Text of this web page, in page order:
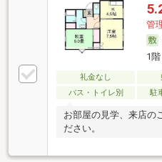
管
1
礼金なし
バス・トイレ別
駐
お部屋の見学、来店の
ださい。